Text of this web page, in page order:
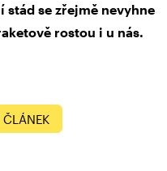
se zřejmě nevyhne
rostou i u nás.
ČLÁNEK